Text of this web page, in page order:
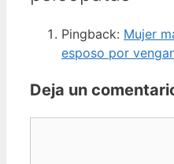
Pingback: Mujer
esposo por
Deja un